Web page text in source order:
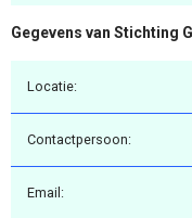
Gegevens van Stichting
Locatie:
Contactpersoon:
Email: